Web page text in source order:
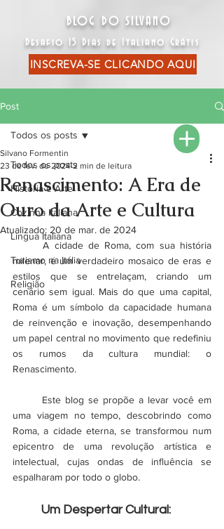
BLOG DO SILVANO
Desafio 15 Dias de Italiano Grátis
INSCREVA-SE CLICANDO AQUI
Post
Todos os posts
História e Arte
Cozinha Italiana
Língua Italiana
Turismo na Itália
Religião
Todos os posts
Renascimento: A Era de
Ouro da Arte e Cultura
Silvano Formentin
23 de fev. de 2024 2 min de leitura
Atualizado: 20 de mar. de 2024
	A cidade de Roma, com sua história
milenar, é um verdadeiro mosaico de eras e
estilos que se entrelaçam, criando um
cenário sem igual. Mais do que uma capital,
Roma é um símbolo da capacidade humana
de reinvenção e inovação, desempenhando
um papel central no movimento que redefiniu
os rumos da cultura mundial: o
Renascimento.
uma viagem no tempo, descobrindo como
Roma, a cidade eterna, se transformou num
epicentro de uma revolução artística e
intelectual, cujas ondas de influência se
espalharam por todo o globo.
	Um Despertar Cultural: